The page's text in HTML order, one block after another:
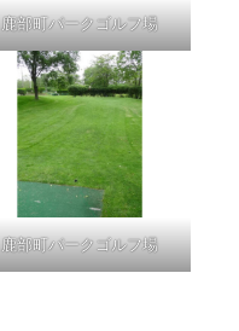
鹿部町パークゴルフ場
鹿部町パークゴルフ場